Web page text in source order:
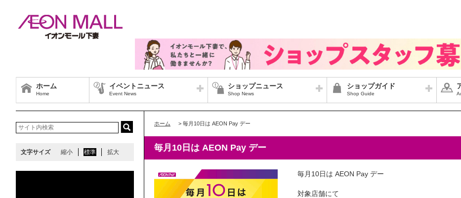
ホーム
Home
イベントニュース
Event News
ショップニュース
Shop News
ショップガイド
Shop Guide
ホーム > 毎月10日は AEON Pay デー
毎月10日は AEON Pay デー
毎月10日は AEON Pay デー
対象店舗にて
文字サイズ 縮小 標準 拡大